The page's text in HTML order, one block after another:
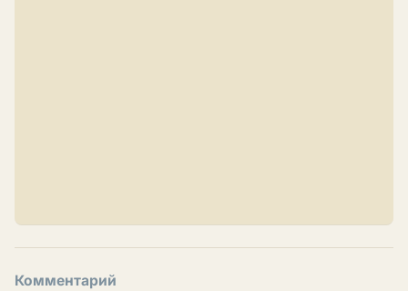
Комментарий